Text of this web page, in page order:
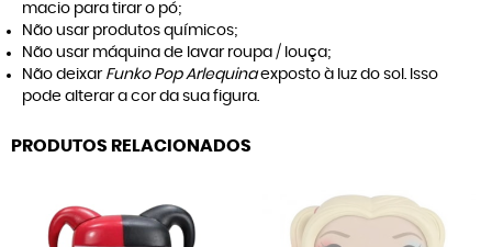
macio para tirar o pó;
Não usar produtos químicos;
Não usar máquina de lavar roupa / louça;
Não deixar Funko Pop Arlequina exposto à luz do sol. Isso
pode alterar a cor da sua figura.
PRODUTOS RELACIONADOS